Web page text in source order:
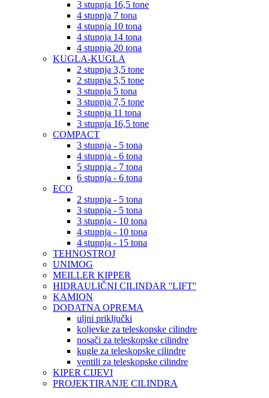
3 stupnja 16,5 tone
4 stupnja 7 tona
4 stupnja 10 tona
4 stupnja 14 tona
4 stupnja 20 tona
KUGLA-KUGLA
2 stupnja 3,5 tone
2 stupnja 5,5 tone
3 stupnja 5 tona
3 stupnja 7,5 tone
3 stupnja 11 tona
3 stupnja 16,5 tone
COMPACT
3 stupnja - 5 tona
4 stupnja - 6 tona
5 stupnja - 7 tona
6 stupnja - 6 tona
ECO
2 stupnja - 5 tona
3 stupnja - 5 tona
3 stupnja - 10 tona
4 stupnja - 10 tona
4 stupnja - 15 tona
TEHNOSTROJ
UNIMOG
MEILLER KIPPER
HIDRAULIČNI CILINDAR ''LIFT''
KAMION
DODATNA OPREMA
uljni priključki
koljevke za teleskopske cilindre
nosači za teleskopske cilindre
kugle za teleskopske cilindre
ventili za teleskopske cilindre
KIPER CIJEVI
PROJEKTIRANJE CILINDRA